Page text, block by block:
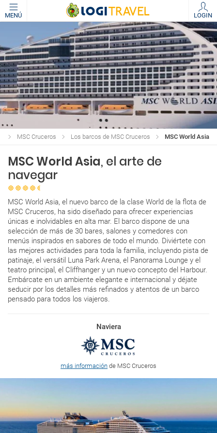
MENÚ LOGIN
MSC World Asia
Los barcos de MSC Cruceros
MSC Cruceros
MSC World Asia, el arte de
navegar
MSC World Asia, el nuevo barco de la clase World de la flota de
MSC Cruceros, ha sido diseñado para ofrecer experiencias
únicas e inolvidables en alta mar. El barco dispone de una
selección de más de 30 bares, salones y comedores con
menús inspirados en sabores de todo el mundo. Diviértete con
las mejores actividades para toda la familia, incluyendo pista de
patinaje, el versátil Luna Park Arena, el Panorama Lounge y el
teatro principal, el Cliffhanger y un nuevo concepto del Harbour.
Embárcate en un ambiente elegante e internacional y déjate
seducir por los detalles más refinados y atentos de un barco
pensado para todos los viajeros.
Naviera
más información de MSC Cruceros